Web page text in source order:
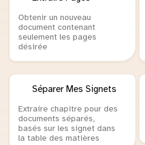
Obtenir un nouveau
document contenant
seulement les pages
désirée
Séparer Mes Signets
Extraire chapitre pour des
documents séparés,
basés sur les signet dans
la table des matières